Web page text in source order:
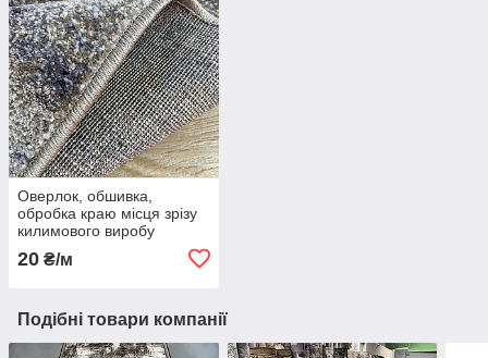
Оверлок, обшивка,
обробка краю місця зрізу
килимового виробу
20 ₴/м
Подібні товари компанії